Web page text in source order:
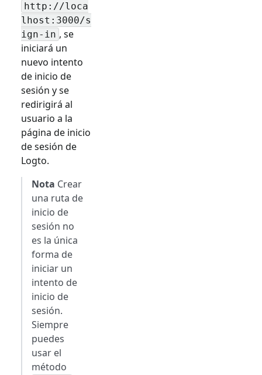
http://loca
lhost:3000/s
ign-in , se
iniciará un
nuevo intento
de inicio de
sesión y se
redirigirá al
usuario a la
página de inicio
de sesión de
Logto.
Nota Crear
una ruta de
inicio de
sesión no
es la única
forma de
iniciar un
intento de
inicio de
sesión.
Siempre
puedes
usar el
método